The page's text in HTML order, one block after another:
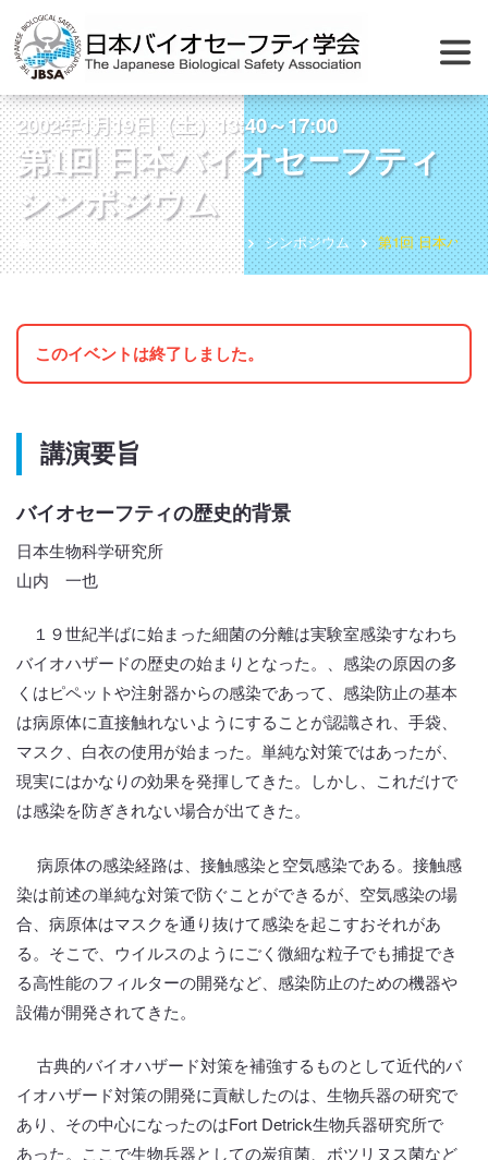
2002年1月19日（土）13:40～17:00
第1回 日本バイオセーフティ
シンポジウム
ホーム 総会・シンポジウム シンポジウム 第1回 日本バイ
このイベントは終了しました。
講演要旨
バイオセーフティの歴史的背景
日本生物科学研究所
山内 一也
１９世紀半ばに始まった細菌の分離は実験室感染すなわち
バイオハザードの歴史の始まりとなった。、感染の原因の多
くはピペットや注射器からの感染であって、感染防止の基本
は病原体に直接触れないようにすることが認識され、手袋、
マスク、白衣の使用が始まった。単純な対策ではあったが、
現実にはかなりの効果を発揮してきた。しかし、これだけで
は感染を防ぎきれない場合が出てきた。
病原体の感染経路は、接触感染と空気感染である。接触感
染は前述の単純な対策で防ぐことができるが、空気感染の場
合、病原体はマスクを通り抜けて感染を起こすおそれがあ
る。そこで、ウイルスのようにごく微細な粒子でも捕捉でき
る高性能のフィルターの開発など、感染防止のための機器や
設備が開発されてきた。
古典的バイオハザード対策を補強するものとして近代的バ
イオハザード対策の開発に貢献したのは、生物兵器の研究で
あり、その中心になったのはFort Detrick生物兵器研究所で
あった。ここで生物兵器としての炭疽菌、ボツリヌス菌など